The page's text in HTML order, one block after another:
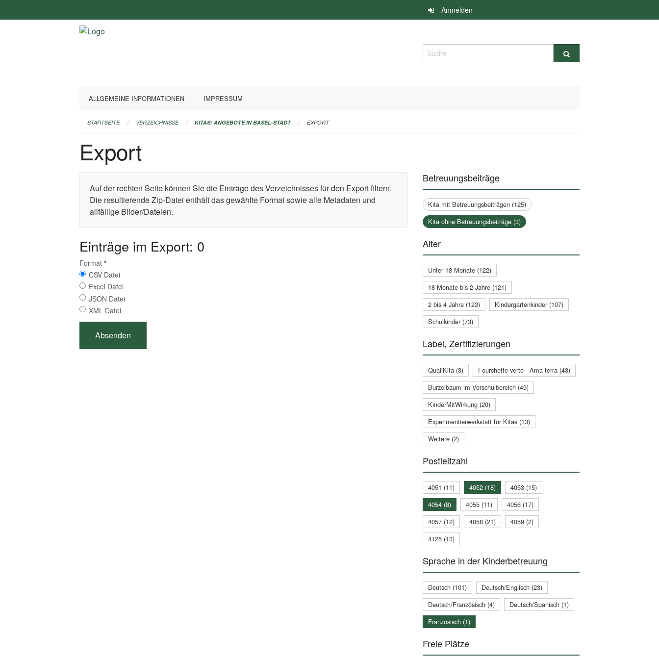
überspringen
Anmelden
Suche
ALLGEMEINE INFORMATIONEN IMPRESSUM
STARTSEITE VERZEICHNISSE KITAS: ANGEBOTE IN BASEL-STADT EXPORT
Export
Auf der rechten Seite können Sie die Einträge des Verzeichnisses für den Export filtern.
Die resultierende Zip-Datei enthält das gewählte Format sowie alle Metadaten und
allfällige Bilder/Dateien.
Einträge im Export: 0
Format *
CSV Datei
Excel Datei
JSON Datei
XML Datei
Betreuungsbeiträge
Kita mit Betreuungsbeiträgen (125)
Kita ohne Betreuungsbeiträge (3)
Alter
Unter 18 Monate (122)
18 Monate bis 2 Jahre (121)
2 bis 4 Jahre (123)
Kindergartenkinder (107)
Schulkinder (73)
Label, Zertifizierungen
QualiKita (3)
Fourchette verte - Ama terra (43)
Burzelbaum im Vorschulbereich (49)
KinderMitWirkung (20)
Experimentierwerkstatt für Kitas (13)
Weitere (2)
Postleitzahl
4051 (11) 4052 (18)
4053 (15)
4054 (8)
4055 (11)
4056 (17)
4057 (12)
4058 (21)
4059 (2)
4125 (13)
Sprache in der Kinderbetreuung
Deutsch (101)
Deutsch/Englisch (23)
Deutsch/Französisch (4)
Deutsch/Spanisch (1)
Französisch (1)
Freie Plätze